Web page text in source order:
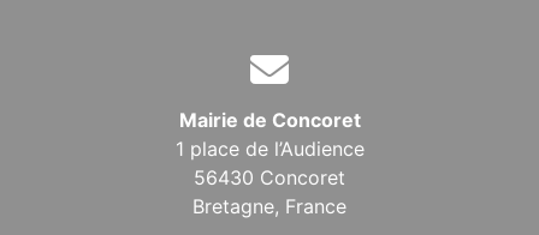
Mairie de Concoret
1 place de l’Audience
56430 Concoret
Bretagne, France